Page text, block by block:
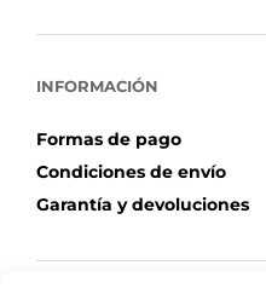
INFORMACIÓN
Formas de pago
Condiciones de envío
Garantía y devoluciones